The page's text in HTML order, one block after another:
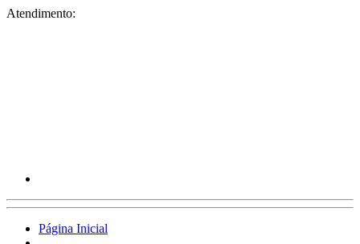
Atendimento:
Página Inicial